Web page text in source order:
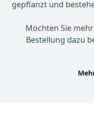
gepflanzt und
Möchten Sie
Bestellung dazu